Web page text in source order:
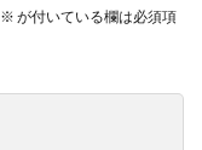
※ が付いている欄は必須項